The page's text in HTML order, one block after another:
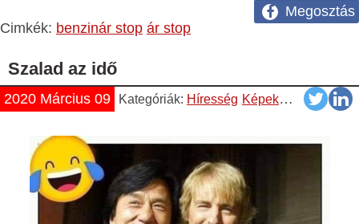
Megosztás
Cimkék: benzinár stop ár stop
Szalad az idő
2020 Március 09 Kategóriák: Híresség Képek Pasik